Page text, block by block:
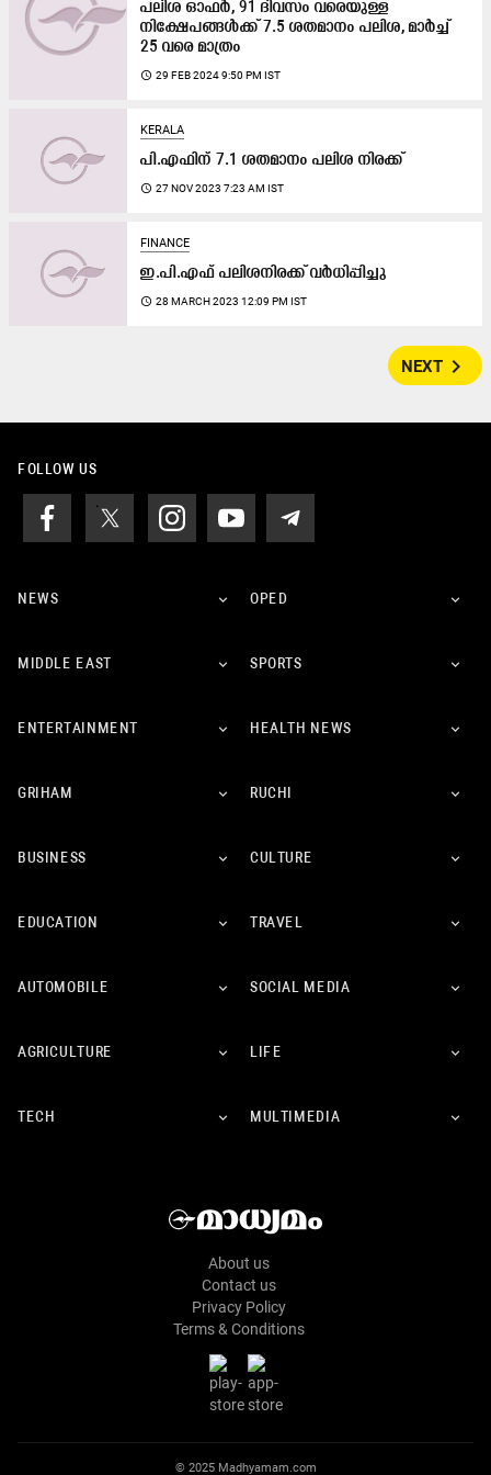
പലിശ ഓഫർ, 91 ദിവസം വരെയുള്ള
നിക്ഷേപങ്ങൾക്ക് 7.5 ശതമാനം പലിശ, മാർച്ച്
25 വരെ മാത്രം
access_time 29 FEB 2024 9:50 PM IST
KERALA
പി.എഫിന്​ 7.1 ശതമാനം പലിശ നിരക്ക്
access_time 27 NOV 2023 7:23 AM IST
FINANCE
ഇ.പി.എഫ് പലിശനിരക്ക് വർധിപ്പിച്ചു
access_time 28 MARCH 2023 12:09 PM IST
NEXT navigate_next
FOLLOW US
NEWS OPED
MIDDLE EAST SPORTS
ENTERTAINMENT HEALTH NEWS
GRIHAM RUCHI
BUSINESS CULTURE
EDUCATION TRAVEL
AUTOMOBILE SOCIAL MEDIA
AGRICULTURE LIFE
TECH MULTIMEDIA
About us
Contact us
Privacy Policy
Terms & Conditions
© 2025 Madhyamam.com